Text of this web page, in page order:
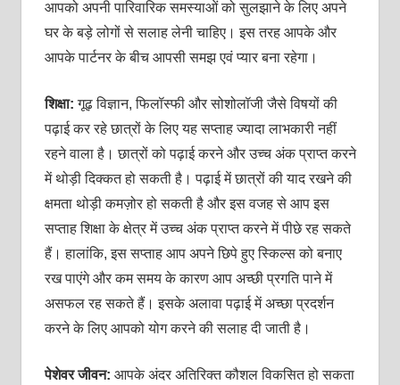
आपको अपनी पारिवारिक समस्‍याओं को सुलझाने के लिए अपने
घर के बड़े लोगों से सलाह लेनी चाहिए। इस तरह आपके और
आपके पार्टनर के बीच आपसी समझ एवं प्‍यार बना रहेगा।
शिक्षा: गूढ़ विज्ञान, फिलॉस्‍फी और सोशोलॉजी जैसे विषयों की
पढ़ाई कर रहे छात्रों के लिए यह सप्‍ताह ज्‍यादा लाभकारी नहीं
रहने वाला है। छात्रों को पढ़ाई करने और उच्‍च अंक प्राप्‍त करने
में थोड़ी दिक्‍कत हो सकती है। पढ़ाई में छात्रों की याद रखने की
क्षमता थोड़ी कमज़ोर हो सकती है और इस वजह से आप इस
सप्‍ताह शिक्षा के क्षेत्र में उच्‍च अंक प्राप्‍त करने में पीछे रह सकते
हैं। हालांकि, इस सप्‍ताह आप अपने छिपे हुए स्किल्‍स को बनाए
रख पाएंगे और कम समय के कारण आप अच्‍छी प्रगति पाने में
असफल रह सकते हैं। इसके अलावा पढ़ाई में अच्‍छा प्रदर्शन
करने के लिए आपको योग करने की सलाह दी जाती है।
पेशेवर जीवन: आपके अंदर अतिरिक्‍त कौशल विकसित हो सकता